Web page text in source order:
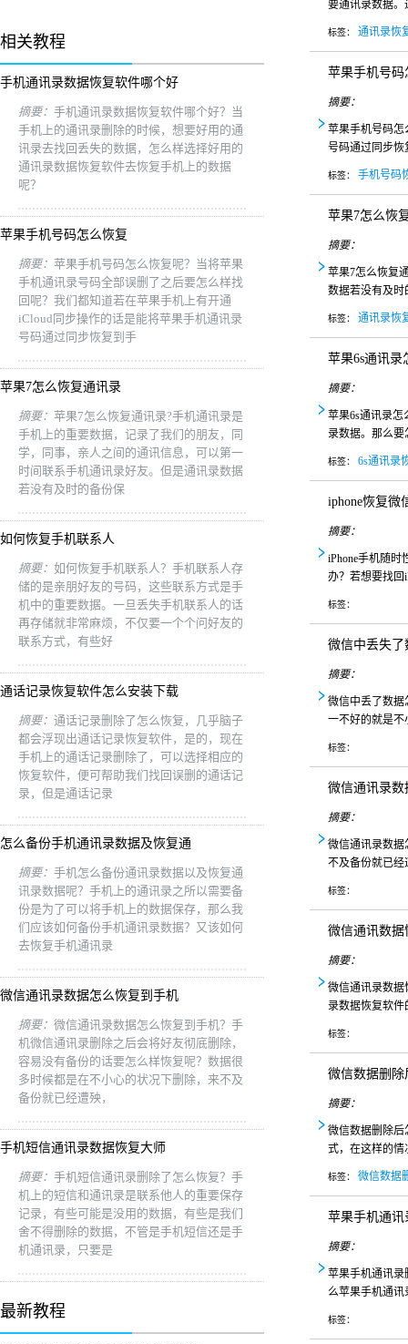
相关教程
手机通讯录数据恢复软件哪个好
摘要： 手机通讯录数据恢复软件哪个好？当
手机上的通讯录删除的时候，想要好用的通
讯录去找回丢失的数据，怎么样选择好用的
通讯录数据恢复软件去恢复手机上的数据
呢？
苹果手机号码怎么恢复
摘要： 苹果手机号码怎么恢复呢？当将苹果
手机通讯录号码全部误删了之后要怎么样找
回呢？我们都知道若在苹果手机上有开通
iCloud同步操作的话是能将苹果手机通讯录
号码通过同步恢复到手
苹果7怎么恢复通讯录
摘要： 苹果7怎么恢复通讯录?手机通讯录是
手机上的重要数据，记录了我们的朋友，同
学，同事，亲人之间的通讯信息，可以第一
时间联系手机通讯录好友。但是通讯录数据
若没有及时的备份保
如何恢复手机联系人
摘要： 如何恢复手机联系人？手机联系人存
储的是亲朋好友的号码，这些联系方式是手
机中的重要数据。一旦丢失手机联系人的话
再存储就非常麻烦，不仅要一个个问好友的
联系方式，有些好
通话记录恢复软件怎么安装下载
摘要： 通话记录删除了怎么恢复，几乎脑子
都会浮现出通话记录恢复软件，是的，现在
手机上的通话记录删除了，可以选择相应的
恢复软件，便可帮助我们找回误删的通话记
录，但是通话记录
怎么备份手机通讯录数据及恢复通
摘要： 手机怎么备份通讯录数据以及恢复通
讯录数据呢？手机上的通讯录之所以需要备
份是为了可以将手机上的数据保存，那么我
们应该如何备份手机通讯录数据？又该如何
去恢复手机通讯录
微信通讯录数据怎么恢复到手机
摘要： 微信通讯录数据怎么恢复到手机？手
机微信通讯录删除之后会将好友彻底删除，
容易没有备份的话要怎么样恢复呢？数据很
多时候都是在不小心的状况下删除，来不及
备份就已经遭殃，
手机短信通讯录数据恢复大师
摘要： 手机短信通讯录删除了怎么恢复？手
机上的短信和通讯录是联系他人的重要保存
记录，有些可能是没用的数据，有些是我们
舍不得删除的数据，不管是手机短信还是手
机通讯录，只要是
最新教程
要通讯录数据。
标签： 通讯录恢
苹果手机号码
摘要：
苹果手机号码怎
号码通过同步恢
标签： 手机号码
苹果7怎么恢
摘要：
苹果7怎么恢复
数据若没有及时
标签： 通讯录恢
苹果6s通讯录
摘要：
苹果6s通讯录
录数据。那么要
标签： 6s通讯录
iphone恢复微
摘要：
iPhone手机随
办？若想要找回
标签：
微信中丢失
摘要：
微信中丢了数据
一不好的就是不
标签：
微信通讯录
摘要：
微信通讯录数据
不及备份就已经
标签：
微信通讯数
摘要：
微信通讯录数据
录数据恢复软件
标签：
微信数据删
摘要：
微信数据删除后
式，在这样的情
标签： 微信数据
苹果手机通
摘要：
苹果手机通讯录
么苹果手机通讯
标签：